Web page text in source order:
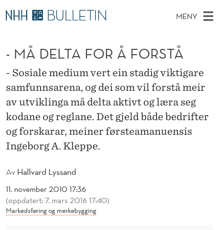
M
L
T
A
F
O
R
Å
MENY
V
E
D
M
E
N
Y
I
T
S
E
D
E
Stipendiater og nye forskerprofiler
Disputaser
Ekspertutvalg
Om Bulletin
Av Hallvard Lyssand
11. november 2010 17:36
(oppdatert: 7. mars 2016 17:40)
Markedsføring og merkebygging
- MÅ DELTA FOR Å FORSTÅ
- Sosiale medium vert ein stadig viktigare
samfunnsarena, og dei som vil forstå meir
av utviklinga må delta aktivt og læra seg
kodane og reglane. Det gjeld både bedrifter
og forskarar, meiner førsteamanuensis
Ingeborg A. Kleppe.